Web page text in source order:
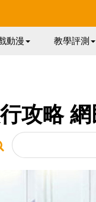
動漫 教學評測
攻略